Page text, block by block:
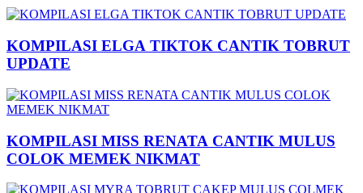
KOMPILASI ELGA TIKTOK CANTIK TOBRUT
UPDATE
KOMPILASI MISS RENATA CANTIK MULUS
COLOK MEMEK NIKMAT